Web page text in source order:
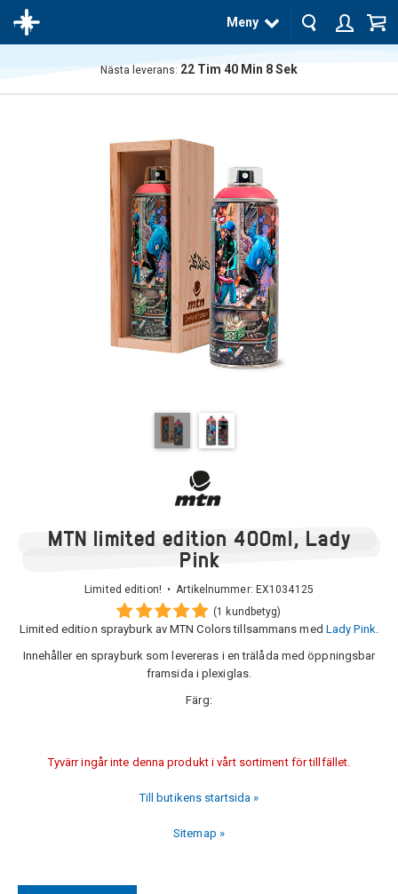
Meny
Nästa leverans: 22 Tim 40 Min 8Sek
MTN limited edition 400ml, Lady
Pink
Limited edition! • Artikelnummer: EX1034125
(1 kundbetyg)
Limited edition sprayburk av MTN Colors tillsammans med Lady Pink.
Innehåller en sprayburk som levereras i en trälåda med öppningsbar
framsida i plexiglas.
Färg:
Tyvärr ingår inte denna produkt i vårt sortiment för tillfället.
Till butikens startsida »
Sitemap »